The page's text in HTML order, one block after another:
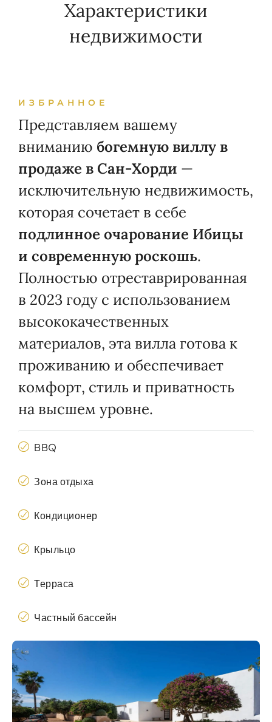
Характеристики
недвижимости
ИЗБРАННОЕ
Представляем вашему
вниманию богемную виллу в
продаже в Сан-Хорди —
исключительную недвижимость,
которая сочетает в себе
подлинное очарование Ибицы
и современную роскошь.
Полностью отреставрированная
в 2023 году с использованием
высококачественных
материалов, эта вилла готова к
проживанию и обеспечивает
комфорт, стиль и приватность
на высшем уровне.
BBQ
Зона отдыха
Кондиционер
Крыльцо
Терраса
Частный бассейн